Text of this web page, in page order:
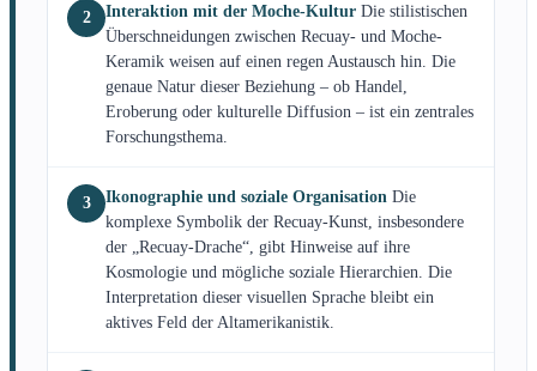
2 Interaktion mit der Moche-Kultur Die stilistischen
Überschneidungen zwischen Recuay- und Moche-
Keramik weisen auf einen regen Austausch hin. Die
genaue Natur dieser Beziehung – ob Handel,
Eroberung oder kulturelle Diffusion – ist ein zentrales
Forschungsthema.
3 Ikonographie und soziale Organisation Die
komplexe Symbolik der Recuay-Kunst, insbesondere
der „Recuay-Drache“, gibt Hinweise auf ihre
Kosmologie und mögliche soziale Hierarchien. Die
Interpretation dieser visuellen Sprache bleibt ein
aktives Feld der Altamerikanistik.